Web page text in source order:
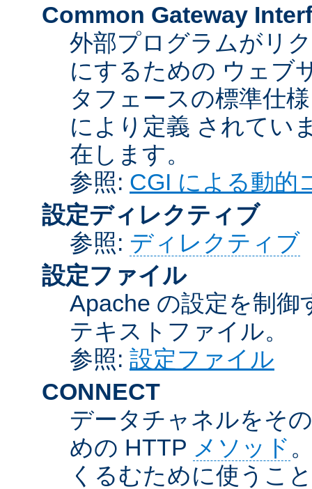
Common Gateway
外部プログラムがリ
にするための ウェブ
タフェースの標準仕
により定義 されてい
在します。
参照: CGI による動的
設定ディレクティブ
参照: ディレクティブ
設定ファイル
Apache の設定を制
テキストファイル。
参照: 設定ファイル
CONNECT
データチャネルをそ
めの HTTP メソッド
くるむために使うこ